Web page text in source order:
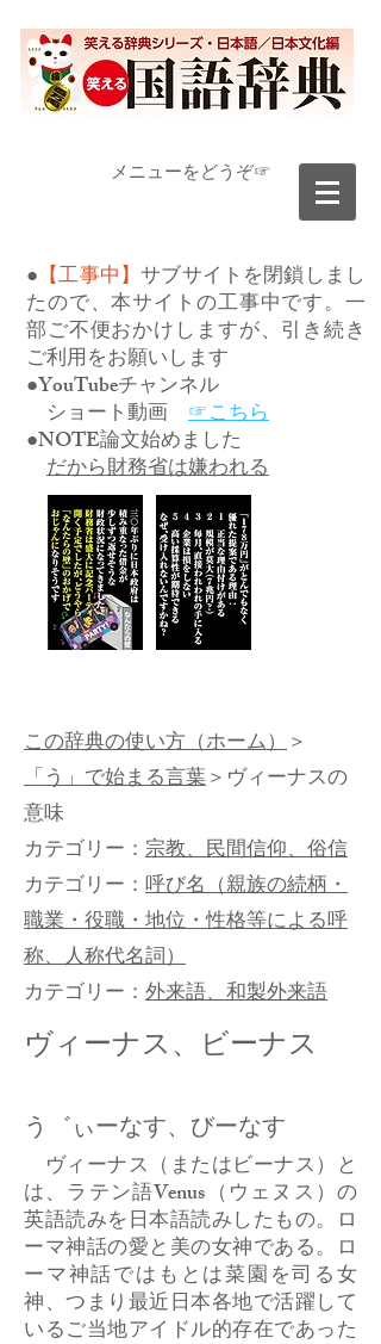
​メニューをどうぞ☞
● 【工事中】サブサイトを閉鎖しまし
たので、本サイトの工事中です。一
部ご不便おかけしますが、引き続き
ご利用をお願いします
●YouTubeチャンネル
ショート動画 ☞こちら
●NOTE論文始めました
だから財務省は嫌われる
この辞典の使い方（ホーム）＞
「う」で始まる言葉＞ヴィーナスの
意味
カテゴリー： 宗教、民間信仰、俗信
カテゴリー： 呼び名（親族の続柄・
職業・役職・地位・性格等による呼
称、人称代名詞）
カテゴリー： 外来語、和製外来語
ヴィーナス、ビーナス
う゛ぃーなす、びーなす
ヴィーナス（またはビーナス）と
は、ラテン語Venus（ウェヌス）の
英語読みを日本語読みしたもの。ロ
ーマ神話の愛と美の女神である。ロ
ーマ神話ではもとは菜園を司る女
神、つまり最近日本各地で活躍して
いるご当地アイドル的存在であった